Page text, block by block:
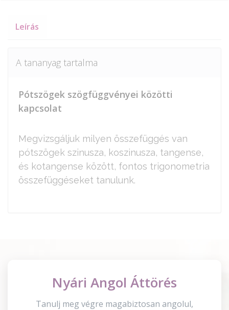
Leírás
A tananyag tartalma
Pótszögek szögfüggvényei közötti
kapcsolat
Megvizsgáljuk milyen összefüggés van
pótszögek szinusza, koszinusza, tangense,
és kotangense között, fontos trigonometria
összefüggéseket tanulunk.
Nyári Angol Áttörés
Tanulj meg végre magabiztosan angolul,